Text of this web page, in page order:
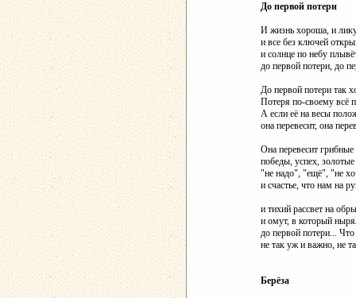
До первой потери
И жизнь хороша, и
и все без ключей
и солнце по небу
до первой потери, до
До первой потери так
Потеря по-своему всё
А если её на весы
она перевесит, она
Она перевесит
победы, успех,
"не надо", "ещё", "не
и счастье, что нам на
и тихий рассвет на
и омут, в который
до первой потери...
не так уж и важно, не
Берёза